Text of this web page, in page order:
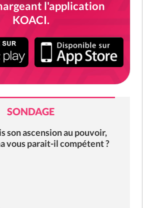
l'application
KOACI.
SONDAGE
son ascension au pouvoir,
vous parait-il compétent ?